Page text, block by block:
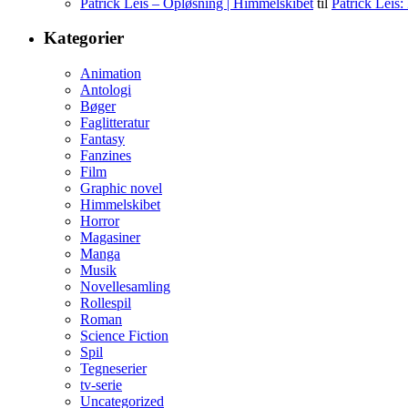
Kategorier
Animation
Antologi
Bøger
Faglitteratur
Fantasy
Fanzines
Film
Graphic novel
Himmelskibet
Horror
Magasiner
Manga
Musik
Novellesamling
Rollespil
Roman
Science Fiction
Spil
Tegneserier
tv-serie
Uncategorized